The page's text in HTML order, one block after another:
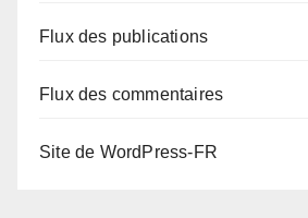
Flux des publications
Flux des commentaires
Site de WordPress-FR